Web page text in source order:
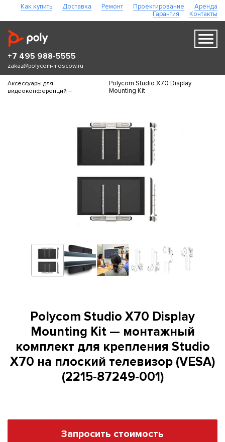
Как купить Доставка Ремонт Проектирование
Аренда
Гарантия
Контакты
+7 495 988-5555
zakaz@polycom-moscow.ru
Аксессуары для
видеоконференций –
Polycom Studio X70 Display
Mounting Kit
Polycom Studio X70 Display
Mounting Kit — монтажный
комплект для крепления Studio
X70 на плоский телевизор (VESA)
(2215-87249-001)
Запросить стоимость